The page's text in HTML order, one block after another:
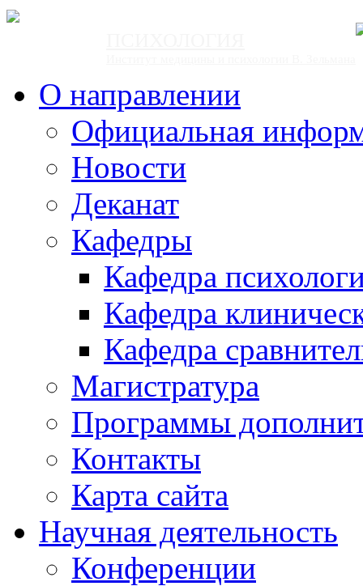
О направлении
Официальная
Новости
Деканат
Кафедры
Кафедра
Кафедра
Кафедра
Магистратура
Программы
Контакты
Карта сайта
Научная деятельность
Конференции